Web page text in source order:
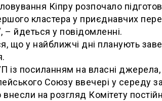
Кіпру розпочало
кластера у приєднавчих
– йдеться у повідомленні.
що у найближчі дні планують
із посиланням на власні
Союзу ввечері у середу
на розгляд Комітету